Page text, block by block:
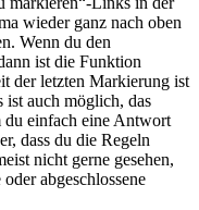
wieder ganz nach oben
Wenn du den
ist die Funktion
der letzten Markierung ist
ist auch möglich, das
du einfach eine Antwort
dass du die Regeln
nicht gerne gesehen,
abgeschlossene